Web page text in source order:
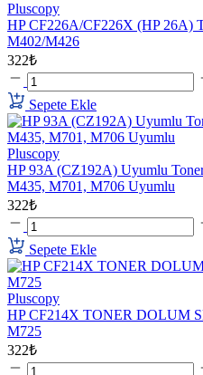
Pluscopy
HP CF226A/CF226X (HP 26A)
M402/M426
322₺
Sepete Ekle
Pluscopy
HP 93A (CZ192A) Uyumlu
M435, M701, M706 Uyumlu
322₺
Sepete Ekle
Pluscopy
HP CF214X TONER DOLUM
M725
322₺